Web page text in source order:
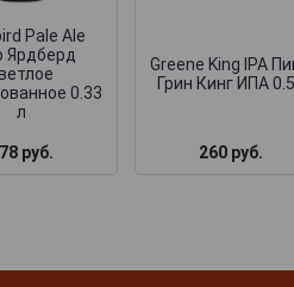
Pale Ale
Ярдберд
0.33
л
руб.
Greene King IPA
Грин Кинг ИПА
260 руб.